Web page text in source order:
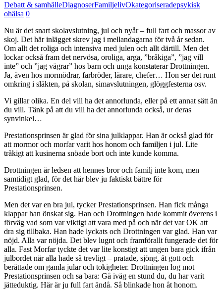
Debatt & samhälleDiagnoserFamiljelivOkategoriseradepsykisk
ohälsa 0
Nu är det snart skolavslutning, jul och nyår – full fart och massor av
skoj. Det här inlägget skrev jag i mellandagarna för två år sedan.
Om allt det roliga och intensiva med julen och allt därtill. Men det
lockar också fram det nervösa, oroliga, arga, ”bråkiga”, ”jag vill
inte” och ”jag vägrar” hos barn och unga konstaterar Drottningen.
Ja, även hos mormödrar, farbröder, lärare, chefer… Hon ser det runt
omkring i släkten, på skolan, simavslutningen, glöggfesterna osv.
Vi gillar olika. En del vill ha det annorlunda, eller på ett annat sätt än
du vill. Tänk på att du vill ha det annorlunda också, ur deras
synvinkel…
Prestationsprinsen är glad för sina julklappar. Han är också glad för
att mormor och morfar varit hos honom och familjen i jul. Lite
tråkigt att kusinerna snöade bort och inte kunde komma.
Drottningen är ledsen att hennes bror och familj inte kom, men
samtidigt glad, för det här blev ju faktiskt bättre för
Prestationsprinsen.
Men det var en bra jul, tycker Prestationsprinsen. Han fick många
klappar han önskat sig. Han och Drottningen hade kommit överens i
förväg vad som var viktigt att vara med på och när det var OK att
dra sig tillbaka. Han hade lyckats och Drottningen var glad. Han var
nöjd. Alla var nöjda. Det blev lugnt och framförallt fungerade det för
alla. Fast Morfar tyckte det var lite konstigt att ungen bara gick ifrån
julbordet när alla hade så trevligt – pratade, sjöng, åt gott och
berättade om gamla jular och tokigheter. Drottningen log mot
Prestationsprinsen och sa bara: Gå iväg en stund du, du har varit
jätteduktig. Här är ju full fart ändå. Så blinkade hon åt honom.